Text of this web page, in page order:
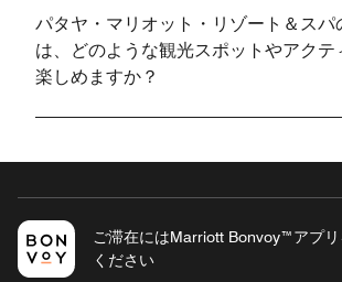
パタヤ・マリオット・リゾート＆スパ
は、どのような観光スポットやアクテ
楽しめますか？
ご滞在にはMarriott Bonvoy™アプリ
ください